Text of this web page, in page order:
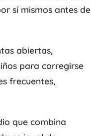
sí mismos antes de
abiertas,
para corregirse
frecuentes,
que combina